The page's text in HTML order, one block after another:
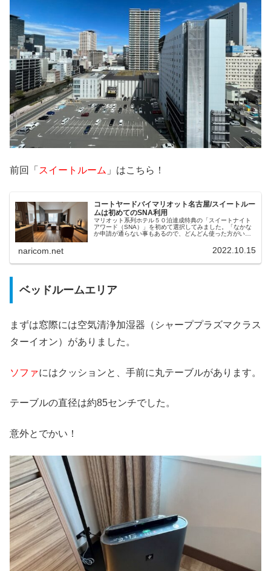
前回「 スイートルーム 」はこちら！
コートヤードバイマリオット名古屋/スイートルー
ムは初めてのSNA利用
マリオット系列ホテル５０泊達成特典の「スイートナイト
アワード（SNA）」を初めて選択してみました。「なかな
か申請が通らない事もあるので、どんどん使った方がい
SNA申請記念すべき１発目は、「コートヤードバイマリオ
naricom.net 2022.10.15
ベッドルームエリア
まずは窓際には空気清浄加湿器（シャーププラズマクラス
ターイオン）がありました。
ソファにはクッションと、手前に丸テーブルがあります。
テーブルの直径は約85センチでした。
意外とでかい！